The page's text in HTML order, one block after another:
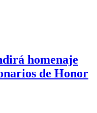
homenaje
de Honor